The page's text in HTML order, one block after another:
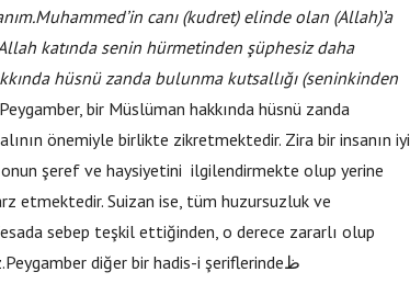
canı (kudret) elinde olan (Allah)’a
katında senin hürmetinden şüphesiz daha
hüsnü zanda bulunma kutsallığı (seninkinden
bir Müslüman hakkında hüsnü zanda
önemiyle birlikte zikretmektedir. Zira bir insanın iyi
şeref ve haysiyetini ilgilendirmekte olup yerine
etmektedir. Suizan ise, tüm huzursuzluk ve
sebep teşkil ettiğinden, o derece zararlı olup
diğer bir hadis-i şeriflerindeظ